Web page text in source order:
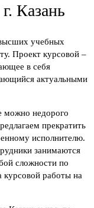
Казань
учебных
Проект курсовой –
в себя
актуальными
можно недорого
прекратить
исполнителю.
занимаются
сложности по
курсовой работы на